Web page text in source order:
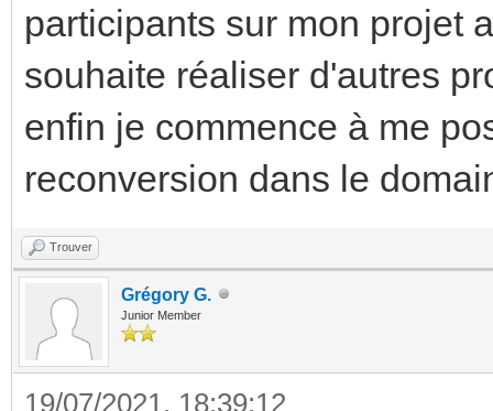
participants sur mon projet
souhaite réaliser d'autres
enfin je commence à me
reconversion dans le
Trouver
Grégory G.
Junior Member
19/07/2021, 18:39:12